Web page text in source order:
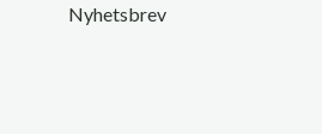
Nyhetsbrev